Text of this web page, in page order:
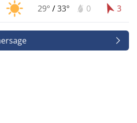
29° /33° 0 3